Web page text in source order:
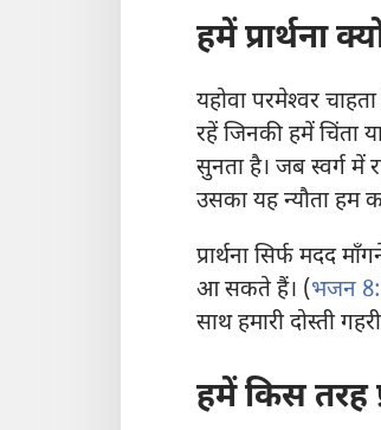
हमें प्रार्थना
यहोवा परमेश्‍वर
रहें जिनकी हमें चिंता
सुनता है। जब स्वर्ग में
उसका यह न्यौता हम
प्रार्थना सिर्फ मदद
आ सकते हैं। (भजन
साथ हमारी दोस्ती
हमें किस तरह